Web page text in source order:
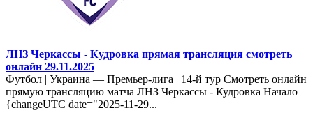
ЛНЗ Черкассы - Кудровка прямая трансляция смотреть
онлайн 29.11.2025
Футбол | Украина — Премьер-лига | 14-й тур Смотреть онлайн
прямую трансляцию матча ЛНЗ Черкассы - Кудровка Начало
{changeUTC date="2025-11-29...